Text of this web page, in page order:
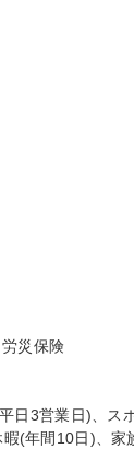
災保険
日3営業日)、ス
(年間10日)、